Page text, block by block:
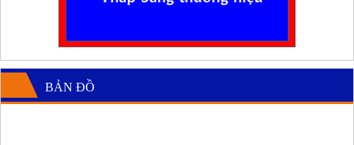
BẢN ĐỒ